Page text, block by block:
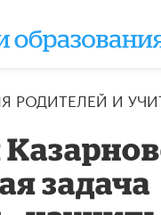
РОДИТЕЛЕЙ И
задача